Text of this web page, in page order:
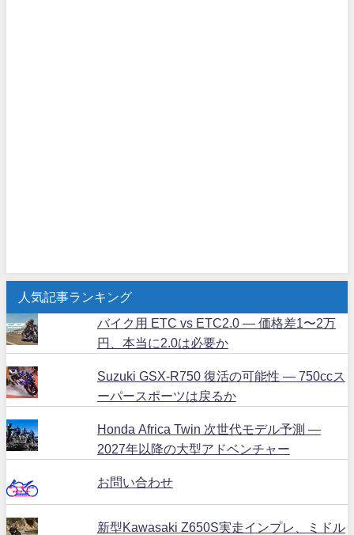
人気記事ランキング
バイク用 ETC vs ETC2.0 ― 価格差1〜2万
円、本当に2.0は必要か
Suzuki GSX-R750 復活の可能性 ― 750ccス
ーパースポーツは戻るか
Honda Africa Twin 次世代モデル予測 ―
2027年以降の大型アドベンチャー
お問い合わせ
新型Kawasaki Z650S実走インプレ、ミドル